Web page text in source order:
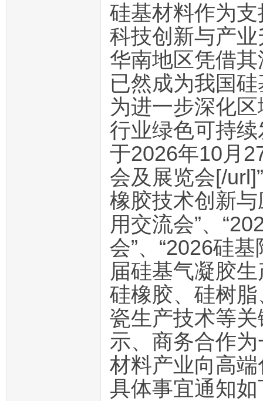
硅基材料作为
科技创新与产
华南地区凭借
已然成为我国
为进一步深化
行业绿色可持
于2026年10月
会及展览会[/
橡胶技术创新与
用交流会”、
会”、“2026硅
届硅基气凝胶
硅橡胶、硅树
瓷生产技术等
示、商务合作
材料产业向高
具体事宜通知